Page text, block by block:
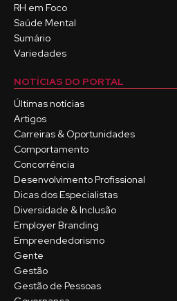
RH em Foco
Saúde Mental
Sumário
Variedades
NOTÍCIAS DO PORTAL
Últimas notícias
Artigos
Carreiras & Oportunidades
Comportamento
Concorrência
Desenvolvimento Profissional
Dicas dos Especialistas
Diversidade & Inclusão
Employer Branding
Empreendedorismo
Gente
Gestão
Gestão de Pessoas